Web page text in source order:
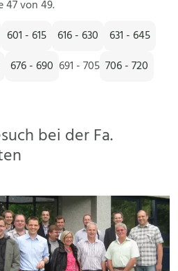
47 von 49.
601 - 615 616 - 630
631 - 645
676 - 690 691 - 705 706 - 720
bei der Fa.